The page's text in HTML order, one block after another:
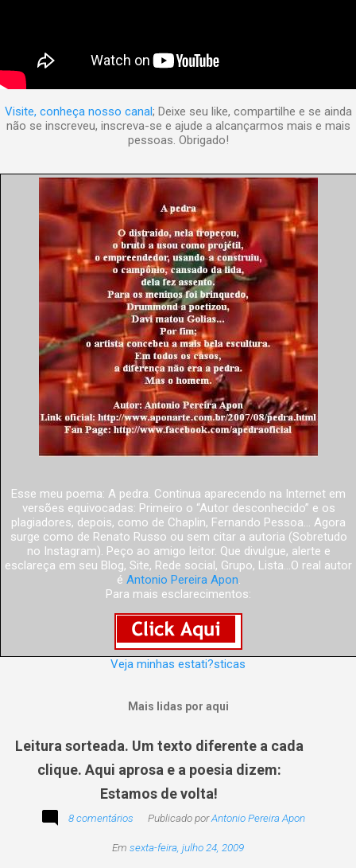
Visite, conheça nosso canal; Deixe seu like, compartilhe e se ainda
não se inscreveu, inscreva-se e ajude a alcançarmos mais e mais
pessoas. Obrigado!
Esse meu poema: A pedra. Continua aparecendo na Internet em
versões equivocadas: Primeiro o “Autor desconhecido” e os
plagiadores, depois, como de Chaplin, Fernando Pessoa... Agora
surge como de Renato Russo ou sem citar a autoria (Sobretudo
no Instagram). Peço ao amigo leitor. Que divulgue, alerte e
esclareça em seu Blog, Site, Rede social, Grupo, Lista...O real autor
é Antonio Pereira Apon.
Para mais esclarecimentos:
Veja minhas estati?sticas
Mais lidas por aqui
Leitura sorteada. Um texto diferente a cada
clique. Aqui aprosa e a poesia dizem:
Estamos de volta!
8 comentários Publicado porAntonio Pereira Apon
Em sexta-feira, julho 24, 2009